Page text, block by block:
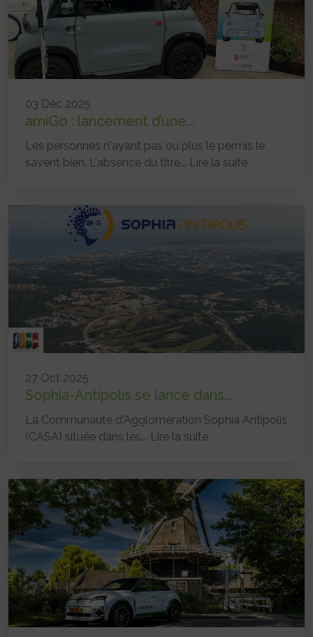
03 Déc 2025
amiGo : lancement d’une...
Les personnes n'ayant pas ou plus le permis le
savent bien. L'absence du titre... Lire la suite
27 Oct 2025
Sophia-Antipolis se lance dans...
La Communauté d'Agglomération Sophia Antipolis
(CASA) située dans les... Lire la suite